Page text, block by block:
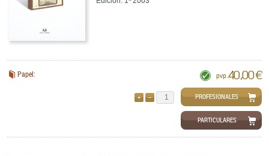
Papel: pvp. 40,00 €
QUITARPROFESIONALES
PARTICULARES